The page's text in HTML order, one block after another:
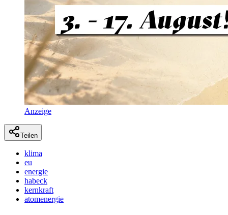
Anzeige
Teilen
klima
eu
energie
habeck
kernkraft
atomenergie